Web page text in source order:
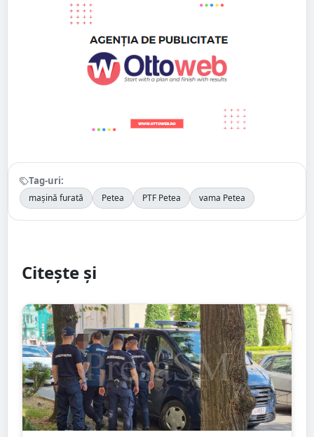
Tag-uri:
mașină furată Petea PTF Petea vama Petea
Citește și